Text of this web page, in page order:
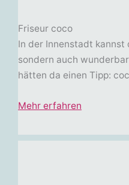
Friseur coco
In der Innenstadt kannst
sondern auch
hätten da einen Tipp:
Mehr erfahren